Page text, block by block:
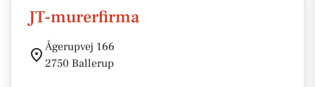
JT-murerfirma
Ågerupvej 166
2750 Ballerup